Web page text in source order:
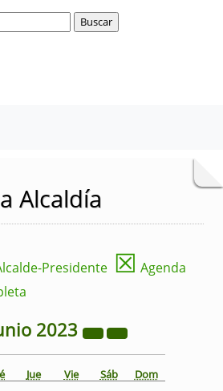
Alcaldía
Presidente ☒ Agenda
2023
Jue Vie Sáb Dom